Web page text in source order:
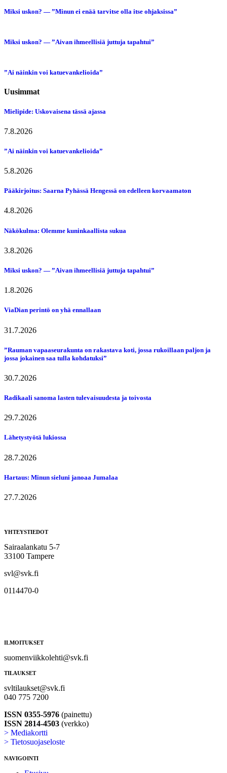
Miksi uskon? — ”Minun ei enää tarvitse olla itse ohjaksissa”
Miksi uskon? — ”Aivan ihmeellisiä juttuja tapahtui”
”Ai näinkin voi katuevankelioida”
Uusimmat
Mielipide: Uskovaisena tässä ajassa
7.8.2026
”Ai näinkin voi katuevankelioida”
5.8.2026
Pääkirjoitus: Saarna Pyhässä Hengessä on edelleen korvaamaton
4.8.2026
Näkökulma: Olemme kuninkaallista sukua
3.8.2026
Miksi uskon? — ”Aivan ihmeellisiä juttuja tapahtui”
1.8.2026
ViaDian perintö on yhä ennallaan
31.7.2026
”Rauman vapaaseurakunta on rakastava koti, jossa rukoillaan paljon ja
jossa jokainen saa tulla kohdatuksi”
30.7.2026
Radikaali sanoma lasten tulevaisuudesta ja toivosta
29.7.2026
Lähetystyötä lukiossa
28.7.2026
Hartaus: Minun sieluni janoaa Jumalaa
27.7.2026
YHTEYSTIEDOT
Sairaalankatu 5-7
33100 Tampere
svl@svk.fi
0114470-0
ILMOITUKSET
suomenviikkolehti@svk.fi
TILAUKSET
svltilaukset@svk.fi
040 775 7200
ISSN 0355-5976 (painettu)
ISSN 2814-4503 (verkko)
> Mediakortti
> Tietosuojaseloste
NAVIGOINTI